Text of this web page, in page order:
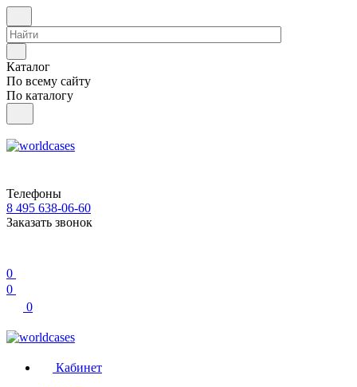
Каталог
По всему сайту
По каталогу
Телефоны
8 495 638-06-60
Заказать звонок
0
0
0
Кабинет